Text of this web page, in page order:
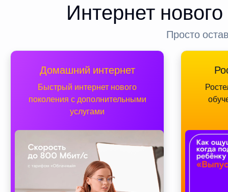
Интернет
Просто
Домашний интернет
Быстрый интернет нового
поколения с дополнительными
услугами